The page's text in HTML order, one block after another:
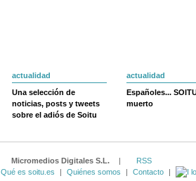
actualidad
Una selección de
noticias, posts y tweets
sobre el adiós de Soitu
actualidad
Españoles...
muerto
Micromedios Digitales S.L. |
RSS
Qué es soitu.es
| Quiénes somos | Contacto |